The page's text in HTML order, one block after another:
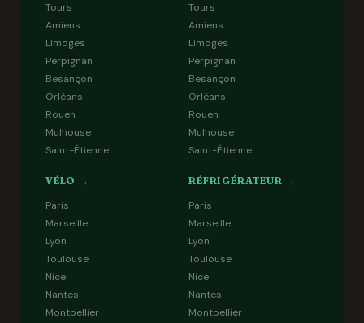
Tours
Amiens
Limoges
Perpignan
Besançon
Orléans
Rouen
Mulhouse
Saint-Étienne
Tours
Amiens
Limoges
Perpignan
Besançon
Orléans
Rouen
Mulhouse
Saint-Étienne
VÉLO →
Paris
Marseille
Lyon
Toulouse
Nice
Nantes
Montpellier
RÉFRIGÉRATEUR →
Paris
Marseille
Lyon
Toulouse
Nice
Nantes
Montpellier